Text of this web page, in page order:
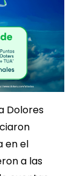
Dolores
en el
a las